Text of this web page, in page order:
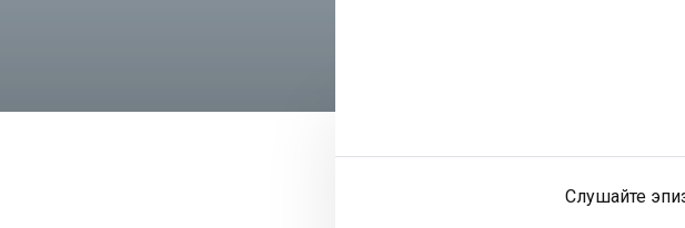
Слушайте